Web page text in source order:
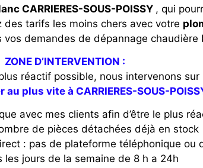
CARRIERES-SOUS-POISSY , qui
tarifs les moins chers avec votre
vos demandes de dépannage chaudière
ZONE D’INTERVENTION :
réactif possible, nous intervenons sur
plus vite à CARRIERES-SOUS-
avec mes clients afin d’être le plus
de pièces détachées déjà en stock
: pas de plateforme téléphonique ou
les jours de la semaine de 8 h a 24h